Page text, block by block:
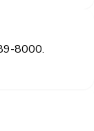
8000.